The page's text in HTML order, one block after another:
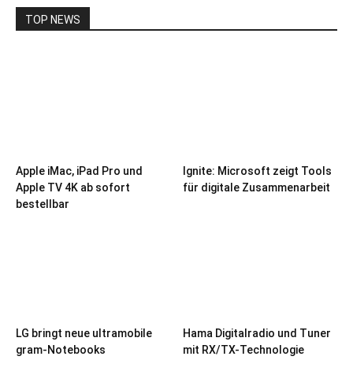
TOP NEWS
Apple iMac, iPad Pro und
Apple TV 4K ab sofort
bestellbar
Ignite: Microsoft zeigt Tools
für digitale Zusammenarbeit
LG bringt neue ultramobile
gram-Notebooks
Hama Digitalradio und Tuner
mit RX/TX-Technologie